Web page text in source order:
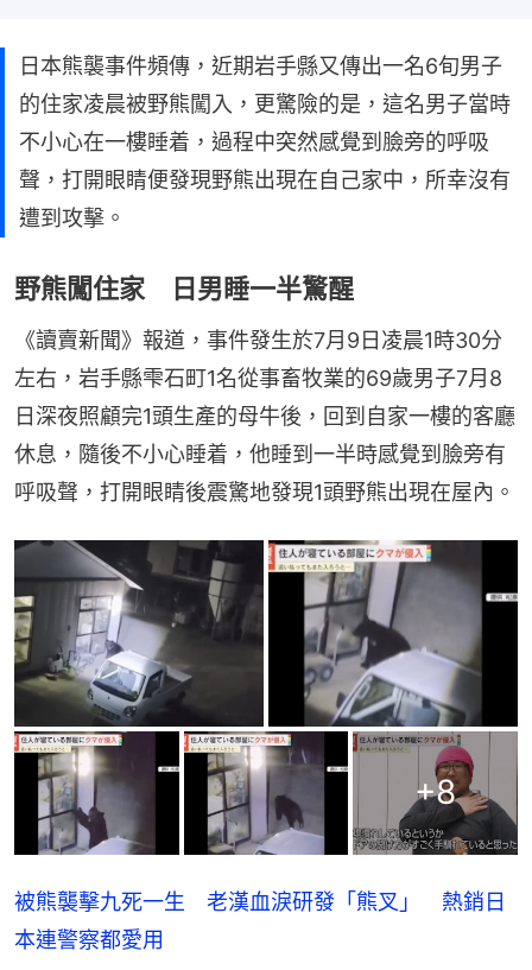
日本熊襲事件頻傳，近期岩手縣又傳出一名6旬男子
的住家凌晨被野熊闖入，更驚險的是，這名男子當時
不小心在一樓睡着，過程中突然感覺到臉旁的呼吸
聲，打開眼睛便發現野熊出現在自己家中，所幸沒有
遭到攻擊。
野熊闖住家 日男睡一半驚醒
《讀賣新聞》報道，事件發生於7月9日凌晨1時30分
左右，岩手縣雫石町1名從事畜牧業的69歲男子7月8
日深夜照顧完1頭生產的母牛後，回到自家一樓的客廳
休息，隨後不小心睡着，他睡到一半時感覺到臉旁有
呼吸聲，打開眼睛後震驚地發現1頭野熊出現在屋內。
+8
被熊襲擊九死一生 老漢血淚研發「熊叉」 熱銷日
本連警察都愛用